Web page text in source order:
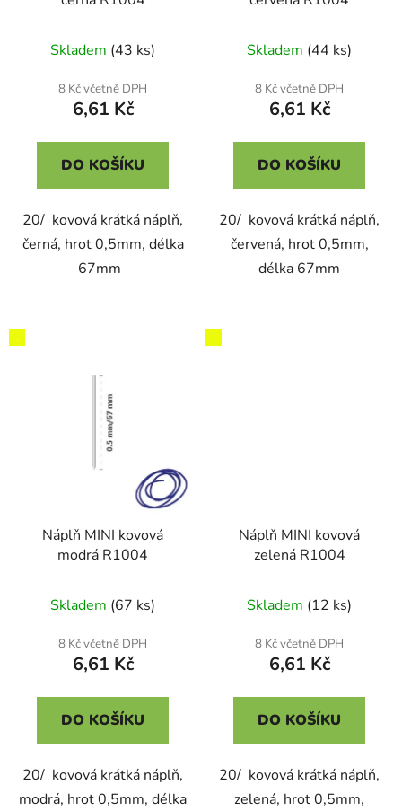
Skladem (43 ks)
8 Kč včetně DPH
6,61 Kč
DO KOŠÍKU
20/ kovová krátká náplň,
černá, hrot 0,5mm, délka
67mm
Skladem (44 ks)
8 Kč včetně DPH
6,61 Kč
DO KOŠÍKU
20/ kovová krátká náplň,
červená, hrot 0,5mm,
délka 67mm
,
Náplň MINI kovová
modrá R1004
Skladem (67 ks)
8 Kč včetně DPH
6,61 Kč
DO KOŠÍKU
20/ kovová krátká náplň,
modrá, hrot 0,5mm, délka
,
Náplň MINI kovová
zelená R1004
Skladem (12 ks)
8 Kč včetně DPH
6,61 Kč
DO KOŠÍKU
20/ kovová krátká náplň,
zelená, hrot 0,5mm,